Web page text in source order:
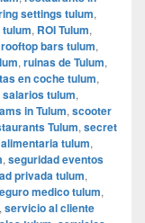
settings tulum,
, ROI Tulum,
rooftop bars tulum,
, ruinas de Tulum,
en coche tulum,
salarios tulum,
in Tulum, scooter
Tulum, secret
tulum,
, seguridad eventos
privada tulum,
medico tulum,
, servicio al cliente